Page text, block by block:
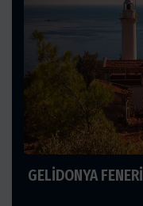
GELİDONYA FENERİ